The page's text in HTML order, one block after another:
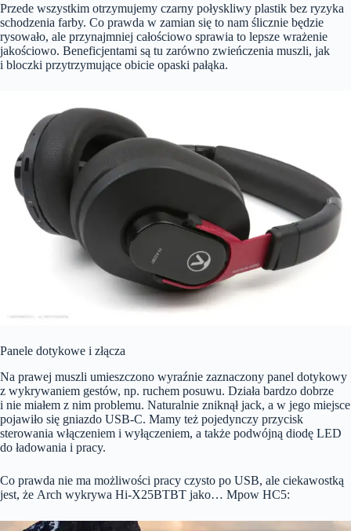
Przede wszystkim otrzymujemy czarny połyskliwy plastik bez ryzyka
schodzenia farby. Co prawda w zamian się to nam ślicznie będzie
rysowało, ale przynajmniej całościowo sprawia to lepsze wrażenie
jakościowo. Beneficjentami są tu zarówno zwieńczenia muszli, jak
i bloczki przytrzymujące obicie opaski pałąka.
Panele dotykowe i złącza
Na prawej muszli umieszczono wyraźnie zaznaczony panel dotykowy
z wykrywaniem gestów, np. ruchem posuwu. Działa bardzo dobrze
i nie miałem z nim problemu. Naturalnie zniknął jack, a w jego miejsce
pojawiło się gniazdo USB-C. Mamy też pojedynczy przycisk
sterowania włączeniem i wyłączeniem, a także podwójną diodę LED
do ładowania i pracy.
Co prawda nie ma możliwości pracy czysto po USB, ale ciekawostką
jest, że Arch wykrywa Hi-X25BTBT jako… Mpow HC5: